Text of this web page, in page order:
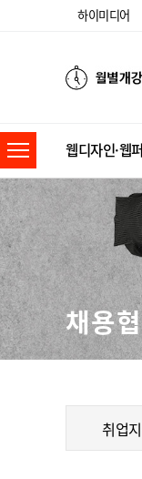
하이미디어
웹디자인·웹
채용
취업